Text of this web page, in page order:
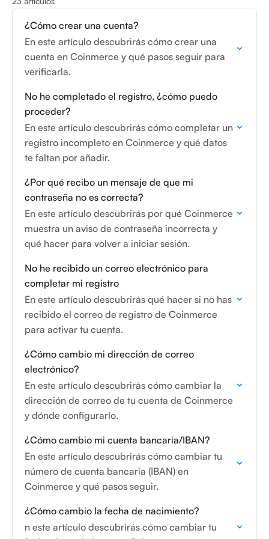
¿Cómo crear una cuenta?
En este artículo descubrirás cómo crear una
cuenta en Coinmerce y qué pasos seguir para
verificarla.
No he completado el registro, ¿cómo puedo
proceder?
En este artículo descubrirás cómo completar un
registro incompleto en Coinmerce y qué datos
te faltan por añadir.
¿Por qué recibo un mensaje de que mi
contraseña no es correcta?
En este artículo descubrirás por qué Coinmerce
muestra un aviso de contraseña incorrecta y
qué hacer para volver a iniciar sesión.
No he recibido un correo electrónico para
completar mi registro
En este artículo descubrirás qué hacer si no has
recibido el correo de registro de Coinmerce
para activar tu cuenta.
¿Cómo cambio mi dirección de correo
electrónico?
En este artículo descubrirás cómo cambiar la
dirección de correo de tu cuenta de Coinmerce
y dónde configurarlo.
¿Cómo cambio mi cuenta bancaria/IBAN?
En este artículo descubrirás cómo cambiar tu
número de cuenta bancaria (IBAN) en
Coinmerce y qué pasos seguir.
¿Cómo cambio la fecha de nacimiento?
n este artículo descubrirás cómo cambiar tu